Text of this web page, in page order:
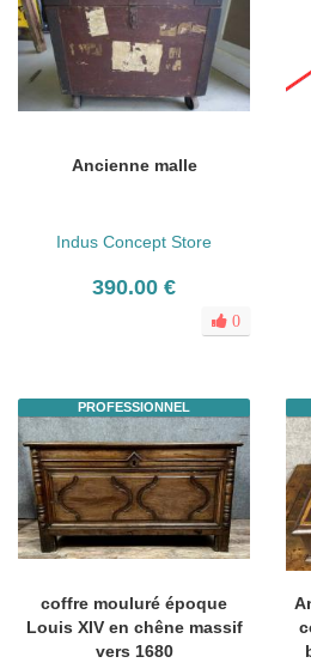
Ancienne malle
Indus Concept Store
390.00 €
0
PROFESSIONNEL
coffre mouluré époque
Louis XIV en chêne massif
vers 1680